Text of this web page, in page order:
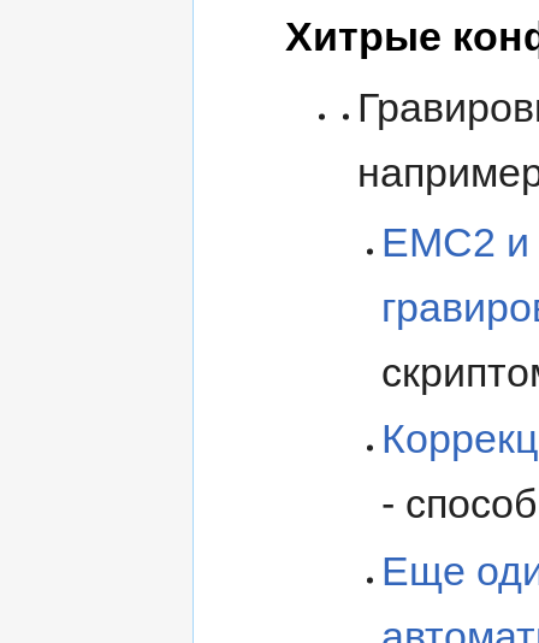
Хитрые
EMC2
-
Еще